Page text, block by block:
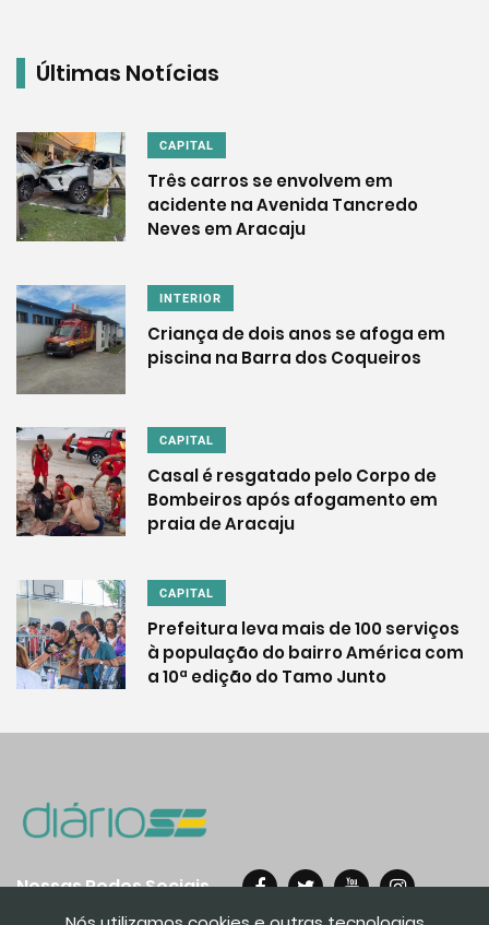
Últimas Notícias
CAPITAL
Três carros se envolvem em
acidente na Avenida Tancredo
Neves em Aracaju
INTERIOR
Criança de dois anos se afoga em
piscina na Barra dos Coqueiros
CAPITAL
Casal é resgatado pelo Corpo de
Bombeiros após afogamento em
praia de Aracaju
CAPITAL
Prefeitura leva mais de 100 serviços
à população do bairro América com
a 10ª edição do Tamo Junto
Nossas Redes Sociais